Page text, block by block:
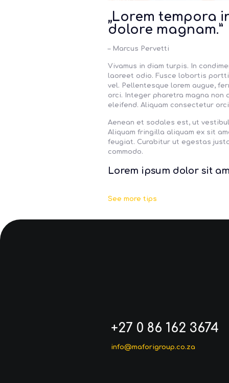
„Lorem tempora
dolore magnam.”
– Marcus Pervetti
Vivamus in diam turpis. In
laoreet odio. Fusce lobortis
vel. Pellentesque lorem augue,
orci. Integer pharetra magna
eleifend. Aliquam consectetur
Aenean et sodales est, ut
Aliquam fringilla aliquam ex sit
feugiat. Curabitur ut egestas
commodo.
Lorem ipsum dolor sit
See more tips
+27 0 86 162 3674
info@maforigroup.co.za